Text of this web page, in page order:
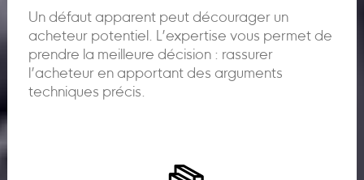
Un défaut apparent peut décourager un
acheteur potentiel. L’expertise vous permet de
prendre la meilleure décision : rassurer
l’acheteur en apportant des arguments
techniques précis.